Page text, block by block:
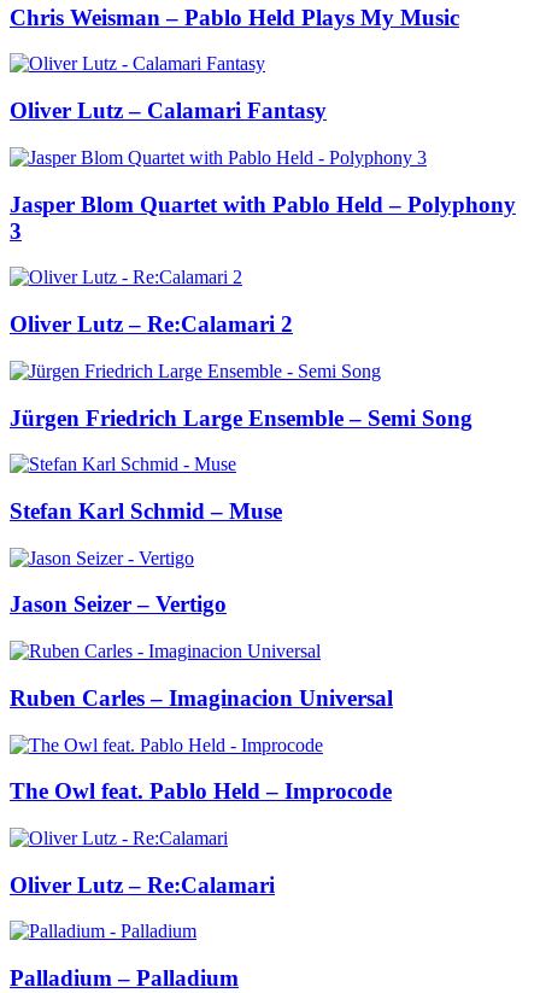
Chris Weisman – Pablo Held Plays My Music
Oliver Lutz – Calamari Fantasy
Jasper Blom Quartet with Pablo Held – Polyphony
3
Oliver Lutz – Re:Calamari 2
Jürgen Friedrich Large Ensemble – Semi Song
Stefan Karl Schmid – Muse
Jason Seizer – Vertigo
Ruben Carles – Imaginacion Universal
The Owl feat. Pablo Held – Improcode
Oliver Lutz – Re:Calamari
Palladium – Palladium